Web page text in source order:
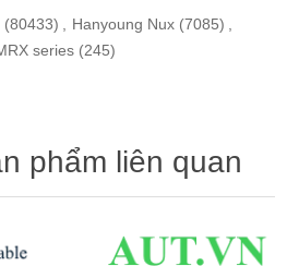
(80433) Hanyoung Nux (7085)
series (245)
phẩm liên quan